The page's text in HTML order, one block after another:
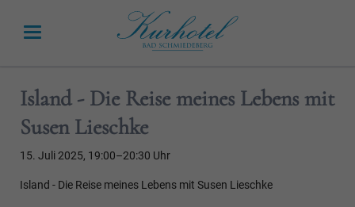
Island - Die Reise meines Lebens mit
Susen Lieschke
15. Juli 2025, 19:00–20:30 Uhr
Island - Die Reise meines Lebens mit Susen Lieschke